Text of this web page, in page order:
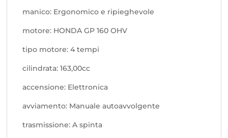
manico: Ergonomico e ripieghevole
motore: HONDA GP 160 OHV
tipo motore: 4 tempi
cilindrata: 163,00cc
accensione: Elettronica
avviamento: Manuale autoavvolgente
trasmissione: A spinta